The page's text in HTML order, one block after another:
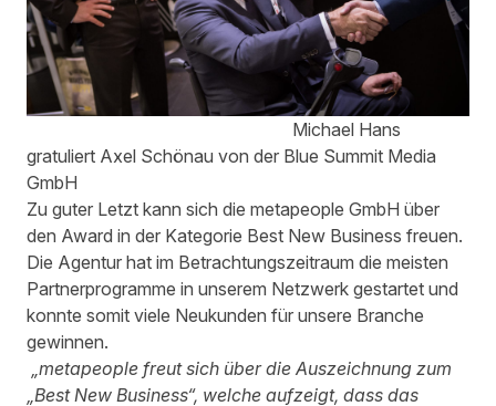
Michael Hans
gratuliert Axel Schönau von der Blue Summit Media
GmbH
Zu guter Letzt kann sich die metapeople GmbH über
den Award in der Kategorie Best New Business freuen.
Die Agentur hat im Betrachtungszeitraum die meisten
Partnerprogramme in unserem Netzwerk gestartet und
konnte somit viele Neukunden für unsere Branche
gewinnen.
„metapeople freut sich über die Auszeichnung zum
„Best New Business“, welche aufzeigt, dass das